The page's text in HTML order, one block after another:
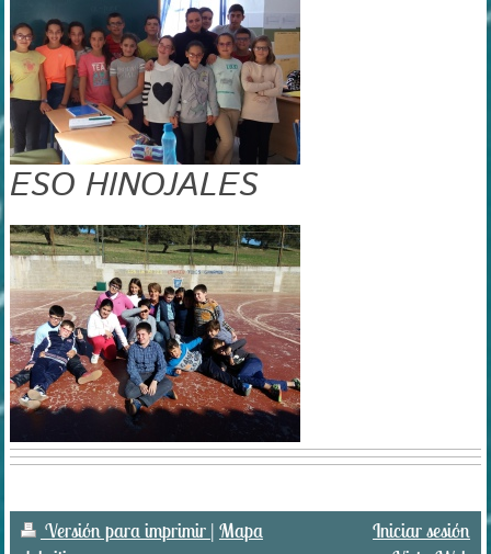
ESO HINOJALES
Versión para imprimir | Mapa
Iniciar sesión